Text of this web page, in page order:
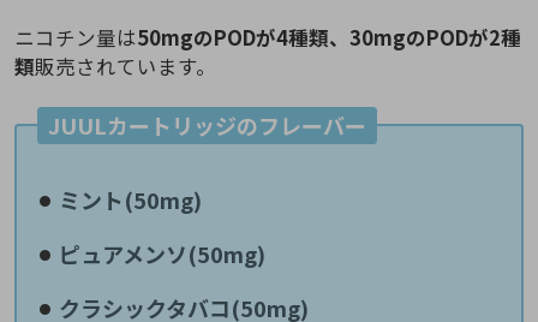
ニコチン量は50mgのPODが4種類、30mgのPODが2種
類販売されています。
JUULカートリッジのフレーバー
ミント(50mg)
ピュアメンソ(50mg)
クラシックタバコ(50mg)